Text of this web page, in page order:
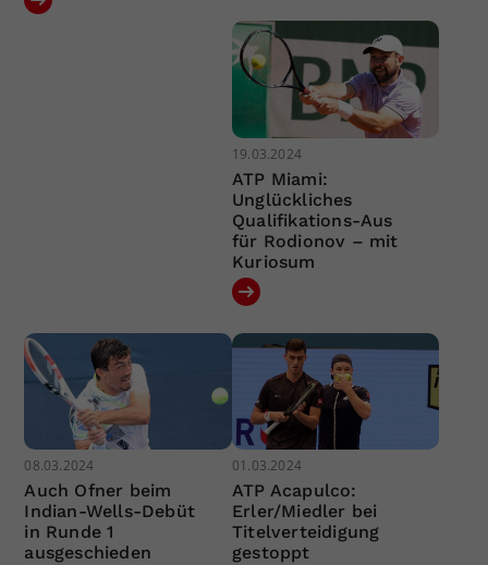
19.03.2024
ATP Miami:
Unglückliches
Qualifikations-Aus
für Rodionov – mit
Kuriosum
08.03.2024
Auch Ofner beim
Indian-Wells-Debüt
in Runde 1
ausgeschieden
01.03.2024
ATP Acapulco:
Erler/Miedler bei
Titelverteidigung
gestoppt